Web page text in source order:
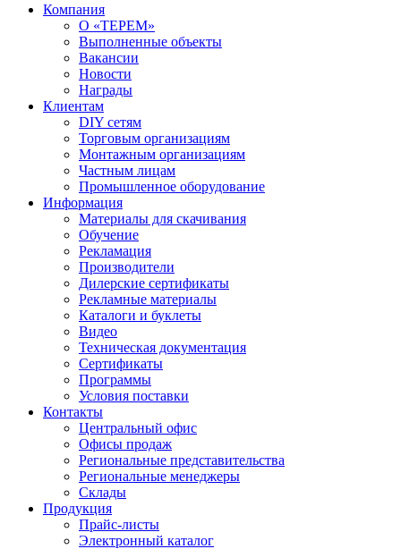
Компания
О «ТЕРЕМ»
Выполненные объекты
Вакансии
Новости
Награды
Клиентам
DIY сетям
Торговым организациям
Монтажным организациям
Частным лицам
Промышленное оборудование
Информация
Материалы для скачивания
Обучение
Рекламация
Производители
Дилерские сертификаты
Рекламные материалы
Каталоги и буклеты
Видео
Техническая документация
Сертификаты
Программы
Условия поставки
Контакты
Центральный офис
Офисы продаж
Региональные представительства
Региональные менеджеры
Склады
Продукция
Прайс-листы
Электронный каталог